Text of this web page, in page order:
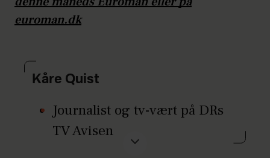
euroman.dk
Kåre Quist
Journalist og tv-vært på DRs
TV Avisen